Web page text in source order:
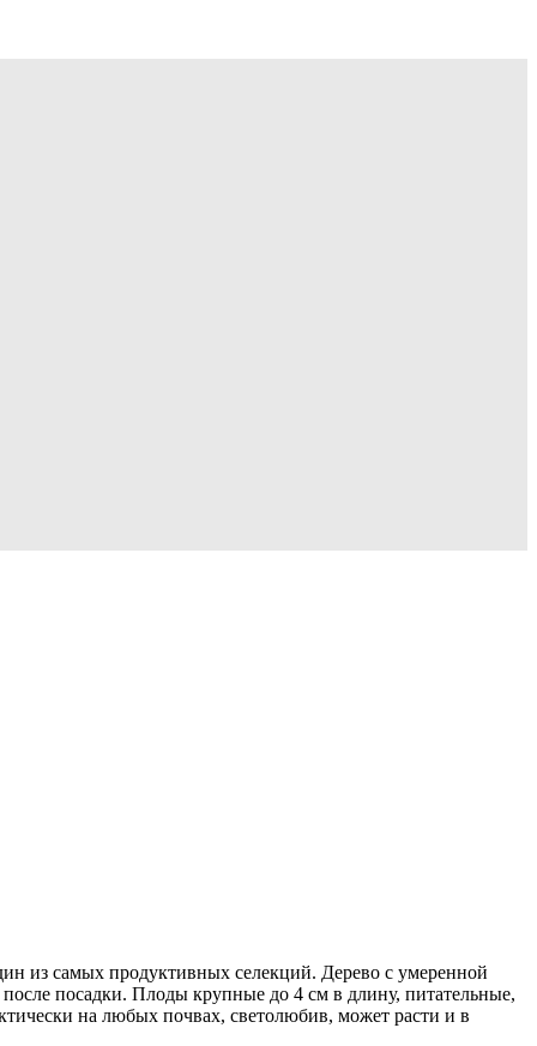
из самых продуктивных селекций. Дерево с умеренной
посадки. Плоды крупные до 4 см в длину, питательные,
на любых почвах, светолюбив, может расти и в